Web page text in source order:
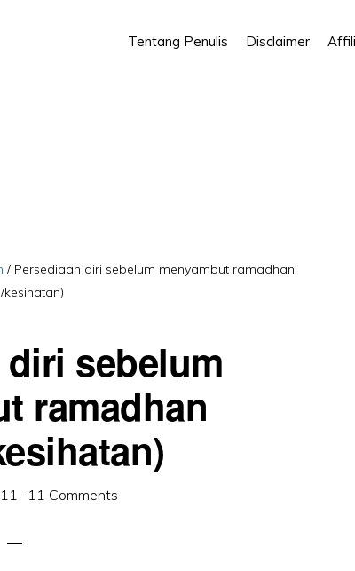
Tentang Penulis Disclaimer
/ Persediaan diri sebelum menyambut ramadhan
kesihatan)
sebelum
ramadhan
· 11 Comments